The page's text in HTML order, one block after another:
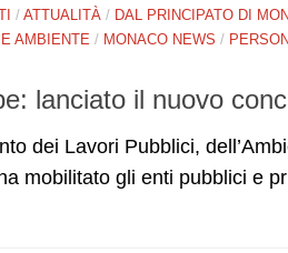
/ ATTUALITÀ / DAL PRINCIPATO DI
AMBIENTE / MONACO NEWS /
lanciato il nuovo
dei Lavori Pubblici,
mobilitato gli enti pubblici e